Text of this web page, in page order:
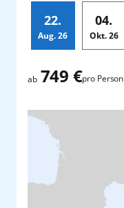
22.
Aug. 26
04.
Okt.26
ab 749 €pro Person